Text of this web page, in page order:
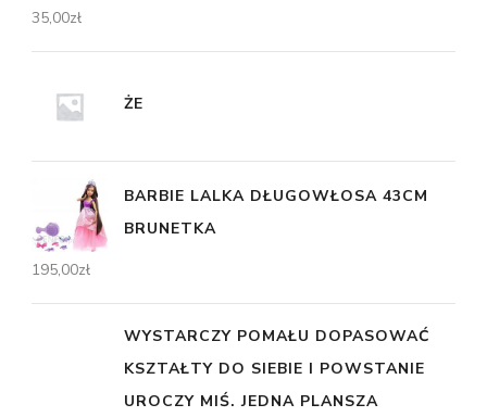
35,00zł
ŻE
BARBIE LALKA DŁUGOWŁOSA 43CM
BRUNETKA
195,00zł
WYSTARCZY POMAŁU DOPASOWAĆ
KSZTAŁTY DO SIEBIE I POWSTANIE
UROCZY MIŚ. JEDNA PLANSZA